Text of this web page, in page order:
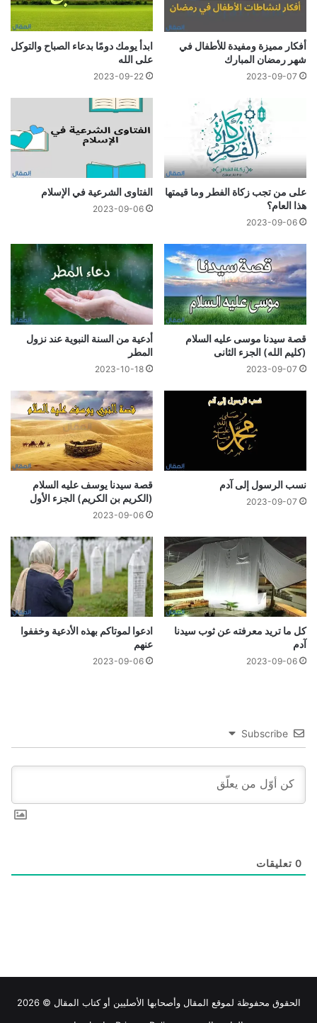
أفكار مميزة ومفيدة للأطفال في
شهر رمضان المبارك
2023-09-07
ابدأ يومك دومًا بدعاء الصباح والتوكل
على الله
2023-09-22
على من تجب زكاة الفطر وما قيمتها
هذا العام؟
2023-09-06
الفتاوى الشرعية في الإسلام
2023-09-06
قصة سيدنا موسى عليه السلام
(كليم الله) الجزء الثانى
2023-09-07
أدعية من السنة النبوية عند نزول
المطر
2023-10-18
نسب الرسول إلى آدم
2023-09-07
قصة سيدنا يوسف عليه السلام
(الكريم بن الكريم) الجزء الأول
2023-09-06
كل ما تريد معرفته عن ثوب سیدنا
آدم
2023-09-06
ادعوا لموتاكم بهذه الأدعية وخففوا
عنهم
2023-09-06
Subscribe
0 تعليقات
الحقوق محفوظة لموقع المقال وأصحابها الأصليين أو كتاب المقال © 2026